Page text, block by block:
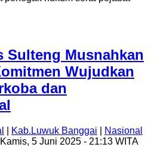
Sulteng Musnahkan
Wujudkan
dan
Kab.Luwuk Banggai
Nasional
Kamis, 5 Juni 2025 - 21:13 WITA